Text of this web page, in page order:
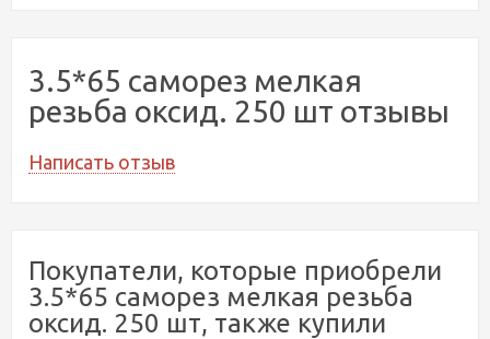
3.5*65 саморез мелкая
резьба оксид. 250 шт отзывы
Написать отзыв
Покупатели, которые приобрели
3.5*65 саморез мелкая резьба
оксид. 250 шт, также купили